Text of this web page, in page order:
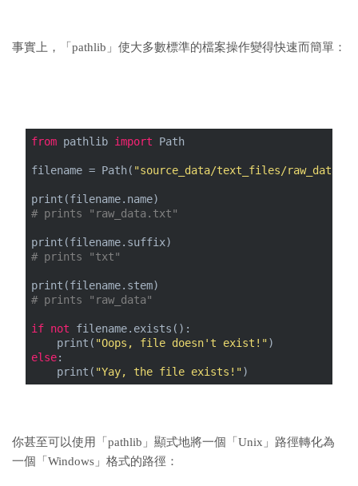
事實上，「pathlib」使大多數標準的檔案操作變得快速而簡單：
from pathlib import Path
filename = Path( "source_data/text_files/
print(filename.name)
# prints "raw_data.txt"
print(filename.suffix)
# prints "txt"
print(filename.stem)
# prints "raw_data"
if not filename.exists():
print( "Oops, file doesn't exist!")
else:
print( "Yay, the file exists!")
你甚至可以使用「pathlib」顯式地將一個「Unix」路徑轉化為
一個「Windows」格式的路徑：